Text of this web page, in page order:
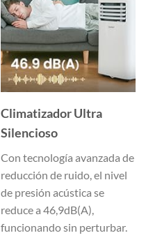
Climatizador Ultra
Silencioso
Con tecnología avanzada de
reducción de ruido, el nivel
de presión acústica se
reduce a 46,9dB(A),
funcionando sin perturbar.